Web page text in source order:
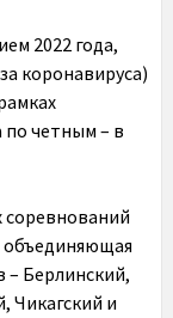
2022 года,
коронавируса)
по четным – в
соревнований
объединяющая
Берлинский,
Чикагский и